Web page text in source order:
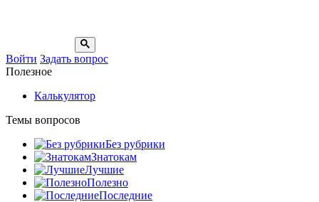
Войти Задать вопрос
Полезное
Калькулятор
Темы вопросов
Без рубрики
Знатокам
Лучшие
Полезно
Последние